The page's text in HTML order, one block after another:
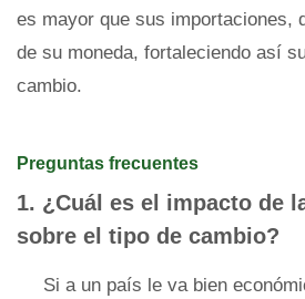
es mayor que sus importaciones,
de su moneda, fortaleciendo así
cambio.
Preguntas frecuentes
1. ¿Cuál es el impacto de
sobre el tipo de cambio?
Si a un país le va bien